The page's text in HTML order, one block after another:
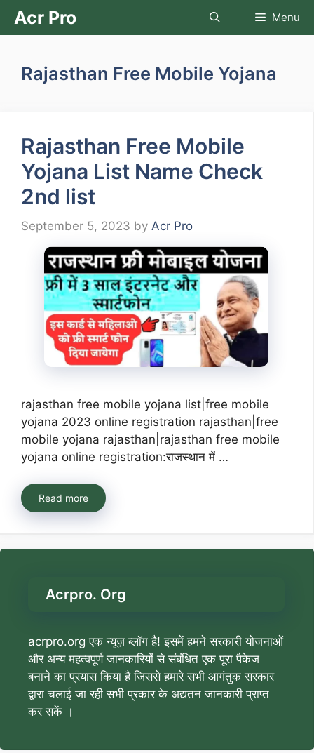
SkipAcr Pro Menu
Rajasthan Free Mobile Yojana
Rajasthan Free Mobile
Yojana List Name Check
2nd list
September 5, 2023 by Acr Pro
rajasthan free mobile yojana list|free mobile
yojana 2023 online registration rajasthan|free
mobile yojana rajasthan|rajasthan free mobile
yojana online registration:राजस्थान में …
Read more
Acrpro. Org
acrpro.org एक न्यूज़ ब्लॉग है! इसमें हमने सरकारी योजनाओं
और अन्य महत्वपूर्ण जानकारियों से संबंधित एक पूरा पैकेज
बनाने का प्रयास किया है जिससे हमारे सभी आगंतुक सरकार
द्वारा चलाई जा रही सभी प्रकार के अद्यतन जानकारी प्राप्त
कर सकें ।